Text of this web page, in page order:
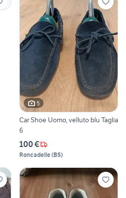
5
Car Shoe Uomo, velluto blu Taglia
6
100 €
Roncadelle(BS)